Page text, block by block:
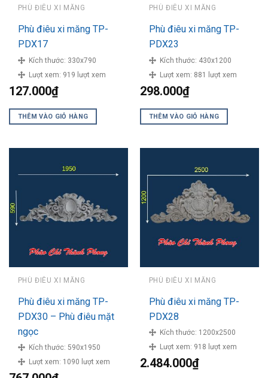
PHÙ ĐIÊU XI MĂNG
Phù điêu xi măng TP-
PDX17
Kích thước: 330x790
Lượt xem: 919 lượt xem
127.000₫
THÊM VÀO GIỎ HÀNG
PHÙ ĐIÊU XI MĂNG
Phù điêu xi măng TP-
PDX23
Kích thước: 430x1200
Lượt xem: 881 lượt xem
298.000₫
THÊM VÀO GIỎ HÀNG
PHÙ ĐIÊU XI MĂNG
Phù điêu xi măng TP-
PDX30 – Phù điêu mặt
ngọc
Kích thước: 590x1950
Lượt xem: 1090 lượt xem
PHÙ ĐIÊU XI MĂNG
Phù điêu xi măng TP-
PDX28
Kích thước: 1200x2500
Lượt xem: 918 lượt xem
2.484.000₫